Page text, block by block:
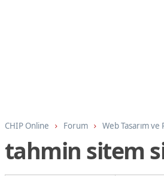
CHIP Online Forum Web Tasarım
tahmin sitem